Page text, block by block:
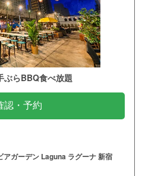
ぶらBBQ食べ放題
認・予約
ガーデン Laguna ラグーナ 新宿